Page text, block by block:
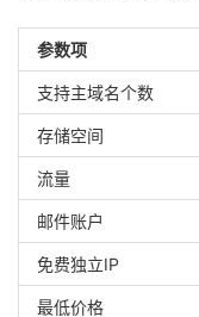
参数项
支持主域名个数
存储空间
流量
邮件账户
免费独立IP
最低价格